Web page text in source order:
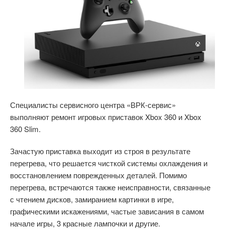
Специалисты сервисного центра «ВРК-сервис»
выполняют ремонт игровых приставок Xbox 360 и Xbox
360 Slim.
Зачастую приставка выходит из строя в результате
перегрева, что решается чисткой системы охлаждения и
восстановлением поврежденных деталей. Помимо
перегрева, встречаются также неисправности, связанные
с чтением дисков, замиранием картинки в игре,
графическими искажениями, частые зависания в самом
начале игры, 3 красные лампочки и другие.